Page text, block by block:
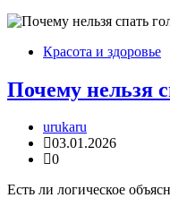
Красота и здоровье
Почему нельзя
urukaru
03.01.2026
0
Есть ли логическое